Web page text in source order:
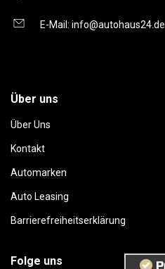
E-Mail: info@autohaus24.de
Über uns
Über Uns
Kontakt
Automarken
Auto Leasing
Barrierefreiheitserklärung
Folge uns